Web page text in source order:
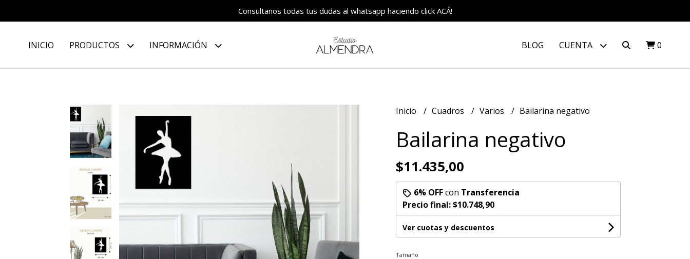
Consultanos todas tus dudas al whatsapp haciendo click ACÁ!
INICIO PRODUCTOS INFORMACIÓN BLOG CUENTA 0
Inicio Cuadros Varios Bailarina negativo
Bailarina negativo
$11.435,00
6% OFFcon Transferencia
Precio final:$10.748,90
Ver cuotas y descuentos
Tamaño